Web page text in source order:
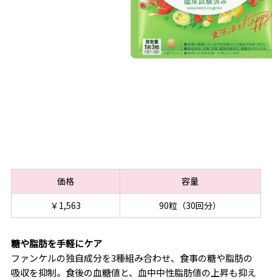
価格
容量
￥1,563
90粒（30回分）
糖や脂肪を手軽にケア
ファンケルの独自成分を3種組み合わせ、食事の糖や脂肪の
吸収を抑制。食後の血糖値と、血中中性脂肪値の上昇も抑え